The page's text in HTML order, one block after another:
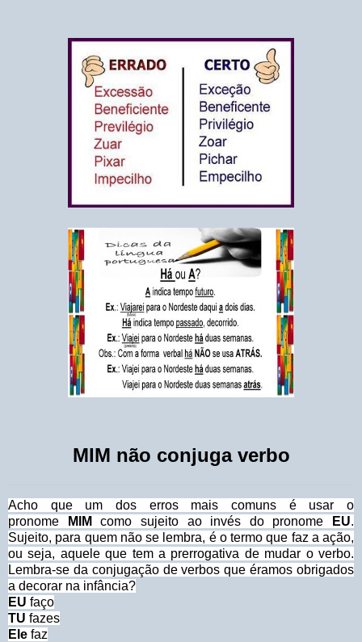
MIM não conjuga verbo
Acho que um dos erros mais comuns é usar o
pronome
MIM como sujeito ao invés do pronome EU.
Sujeito, para quem não se lembra, é o termo que faz a ação,
ou seja, aquele que tem a prerrogativa de mudar o verbo.
Lembra-se da conjugação de verbos que éramos obrigados
a decorar na infância?
EU faço
TU fazes
Ele faz